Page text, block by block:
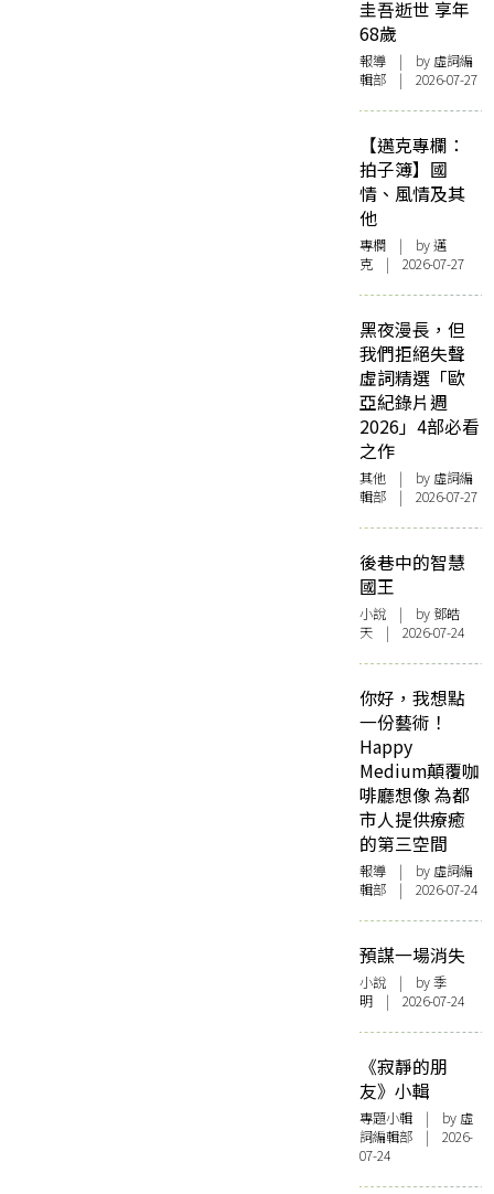
圭吾逝世 享年
68歲
報導 | by 虛詞編
輯部 | 2026-07-27
【邁克專欄：
拍子簿】國
情、風情及其
他
專欄 | by邁
克 | 2026-07-27
黑夜漫長，但
我們拒絕失聲
虛詞精選「歐
亞紀錄片週
2026」4部必看
之作
其他 | by 虛詞編
輯部 | 2026-07-27
後巷中的智慧
國王
小說 | by 鄧皓
天 | 2026-07-24
你好，我想點
一份藝術！
Happy
Medium顛覆咖
啡廳想像 為都
市人提供療癒
的第三空間
報導 | by 虛詞編
輯部 | 2026-07-24
預謀一場消失
小說 | by 季
明 | 2026-07-24
《寂靜的朋
友》小輯
專題小輯 | by 虛
詞編輯部 | 2026-
07-24